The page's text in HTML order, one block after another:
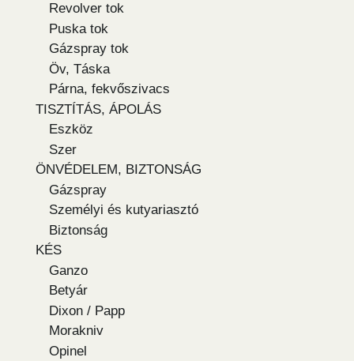
Revolver tok
Puska tok
Gázspray tok
Öv, Táska
Párna, fekvőszivacs
TISZTÍTÁS, ÁPOLÁS
Eszköz
Szer
ÖNVÉDELEM, BIZTONSÁG
Gázspray
Személyi és kutyariasztó
Biztonság
KÉS
Ganzo
Betyár
Dixon / Papp
Morakniv
Opinel